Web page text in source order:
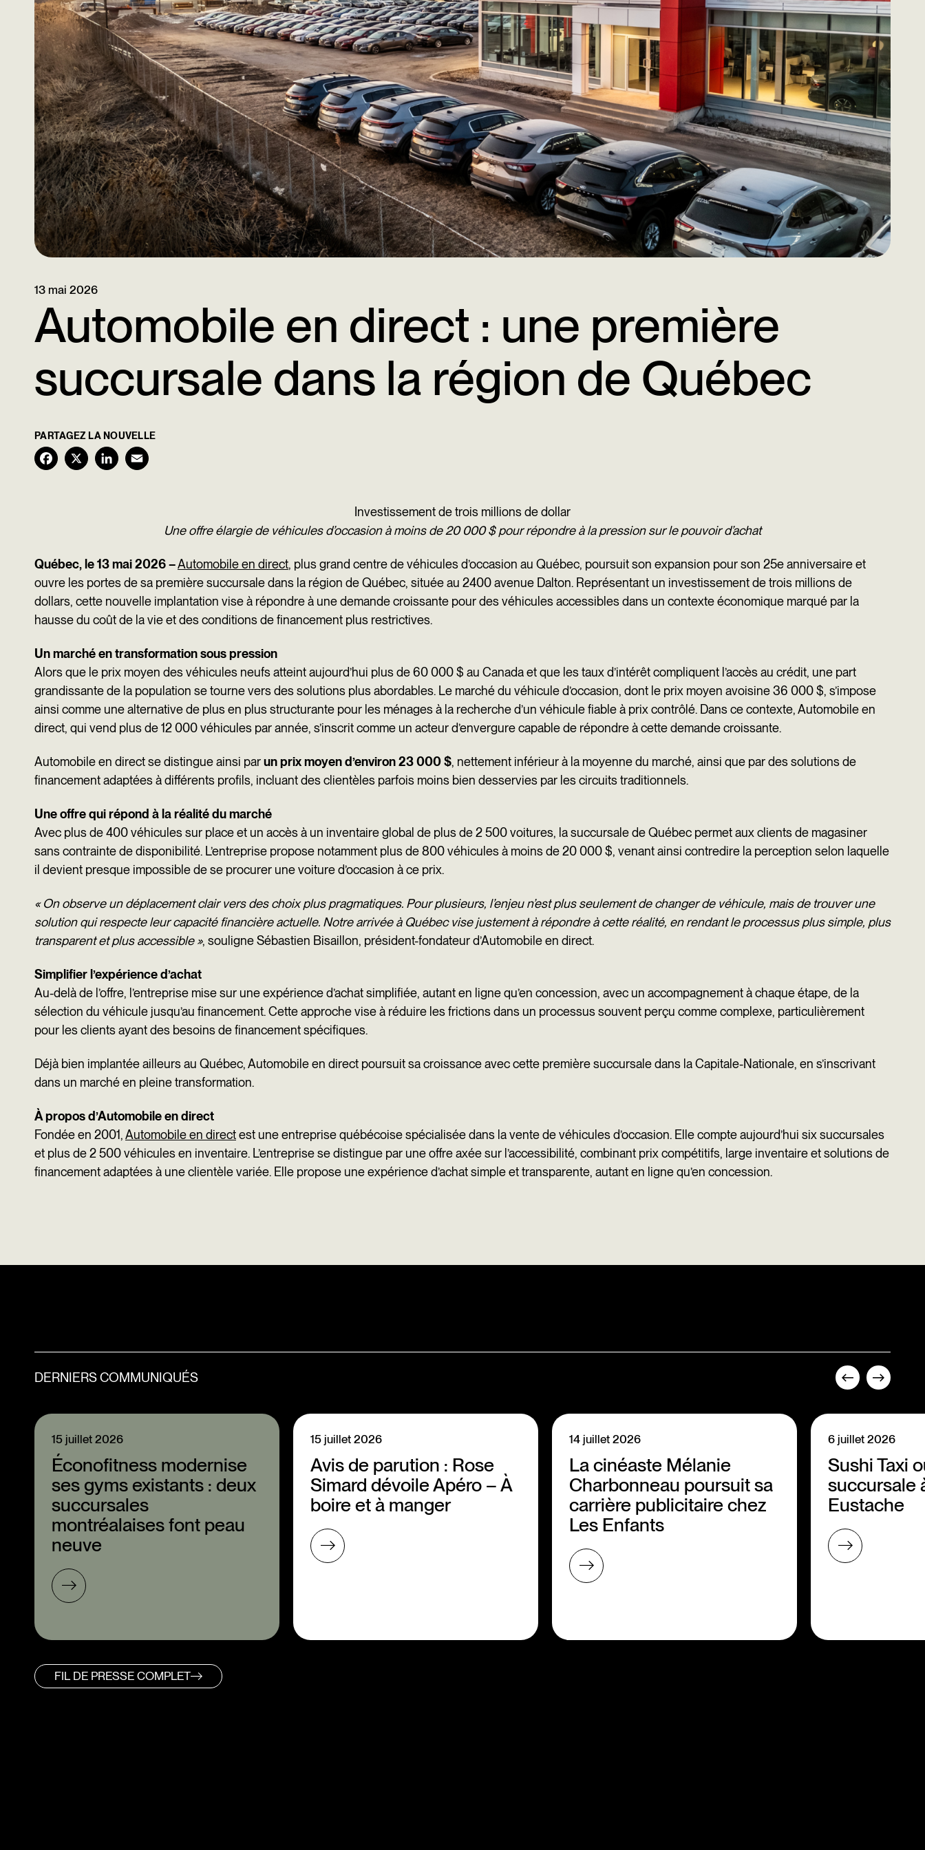
Automobile en direct : une première
succursale dans la région de Québec
13 mai 2026
PARTAGEZ LA NOUVELLE
F
o
o
k
X
L
d
I
n
Investissement de trois millions de dollar
Une offre élargie de véhicules d’occasion à moins de 20 000 $ pour répondre à la pression sur le pouvoir d’achat
Québec, le 13 mai 2026 –Automobile en direct, plus grand centre de véhicules d’occasion au Québec, poursuit son expansion pour son 25e anniversaire et
ouvre les portes de sa première succursale dans la région de Québec, située au 2400 avenue Dalton. Représentant un investissement de trois millions de
dollars, cette nouvelle implantation vise à répondre à une demande croissante pour des véhicules accessibles dans un contexte économique marqué par la
hausse du coût de la vie et des conditions de financement plus restrictives.
Un marché en transformation sous pression
Alors que le prix moyen des véhicules neufs atteint aujourd’hui plus de 60 000 $ au Canada et que les taux d’intérêt compliquent l’accès au crédit, une part
grandissante de la population se tourne vers des solutions plus abordables. Le marché du véhicule d’occasion, dont le prix moyen avoisine 36 000 $, s’impose
ainsi comme une alternative de plus en plus structurante pour les ménages à la recherche d’un véhicule fiable à prix contrôlé. Dans ce contexte, Automobile en
direct, qui vend plus de 12 000 véhicules par année, s’inscrit comme un acteur d’envergure capable de répondre à cette demande croissante.
Automobile en direct se distingue ainsi parun prix moyen d’environ 23 000 $, nettement inférieur à la moyenne du marché, ainsi que par des solutions de
financement adaptées à différents profils, incluant des clientèles parfois moins bien desservies par les circuits traditionnels.
Une offre qui répond à la réalité du marché
Avec plus de 400 véhicules sur place et un accès à un inventaire global de plus de 2 500 voitures, la succursale de Québec permet aux clients de magasiner
sans contrainte de disponibilité. L’entreprise propose notamment plus de 800 véhicules à moins de 20 000 $, venant ainsi contredire la perception selon laquelle
il devient presque impossible de se procurer une voiture d’occasion à ce prix.
« On observe un déplacement clair vers des choix plus pragmatiques. Pour plusieurs, l’enjeu n’est plus seulement de changer de véhicule, mais de trouver une
solution qui respecte leur capacité financière actuelle. Notre arrivée à Québec vise justement à répondre à cette réalité, en rendant le processus plus simple, plus
transparent et plus accessible », souligne Sébastien Bisaillon, président-fondateur d’Automobile en direct.
Simplifier l’expérience d’achat
Au-delà de l’offre, l’entreprise mise sur une expérience d’achat simplifiée, autant en ligne qu’en concession, avec un accompagnement à chaque étape, de la
sélection du véhicule jusqu’au financement. Cette approche vise à réduire les frictions dans un processus souvent perçu comme complexe, particulièrement
pour les clients ayant des besoins de financement spécifiques.
Déjà bien implantée ailleurs au Québec, Automobile en direct poursuit sa croissance avec cette première succursale dans la Capitale-Nationale, en s’inscrivant
dans un marché en pleine transformation.
À propos d’Automobile en direct
Fondée en 2001,Automobile en directest une entreprise québécoise spécialisée dans la vente de véhicules d’occasion. Elle compte aujourd’hui six succursales
et plus de 2 500 véhicules en inventaire. L’entreprise se distingue par une offre axée sur l’accessibilité, combinant prix compétitifs, large inventaire et solutions de
financement adaptées à une clientèle variée. Elle propose une expérience d’achat simple et transparente, autant en ligne qu’en concession.
DERNIERS COMMUNIQUÉS
Éconofitness modernise
ses gyms existants : deux
succursales
montréalaises font peau
neuve
15 juillet 2026
Avis de parution : Rose
Simard dévoile Apéro – À
boire et à manger
15 juillet 2026
La cinéaste Mélanie
Charbonneau poursuit sa
carrière publicitaire chez
Les Enfants
14 juillet 2026
Sushi Taxi
succursale
Eustache
6 juillet 2026
FIL DE PRESSE COMPLET